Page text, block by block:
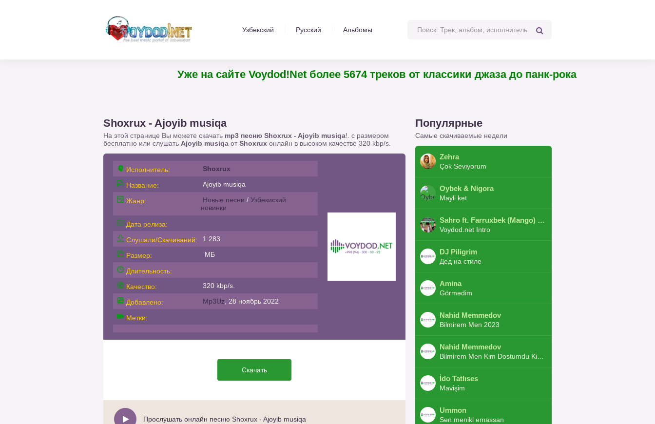
Узбекский Русский Альбомы
Уже на сайте Voydod!Net более 5674 треков от классики джаза до панк-рока
Shoxrux - Ajoyib musiqa
На этой странице Вы можете скачать mp3 песню Shoxrux - Ajoyib musiqa!. с размером
бесплатно или слушать Ajoyib musiqa отShoxrux онлайн в высоком качестве 320 kbp/s.
Исполнитель: Shoxrux
Название: Ajoyib musiqa
Жанр: Новые песни / Узбекиский
новинки
Дата релиза:
Слушали/Скачиваний:
1 283
Размер: МБ
Длительность:
Качество:
320 kbp/s.
Добавлено: Mp3Uz , 28 ноябрь 2022
Метки:
Скачать
Прослушать онлайн песню Shoxrux - Ajoyib musiqa
Популярные
Самые скачиваемые недели
Zehra
Çok Seviyorum
Oybek & Nigora
Mayli ket
Sahro ft. Farruxbek (Mango) ft. Shaxboz ft. Navruz and Zarba ft. DJ.JoHa
Voydod.net Intro
DJ Piligrim
Дед на стиле
Amina
Görmədim
Nahid Memmedov
Bilmirem Men 2023
Nahid Memmedov
İdo Tatlıses
Mavişim
Ummon
Sen meniki emassan